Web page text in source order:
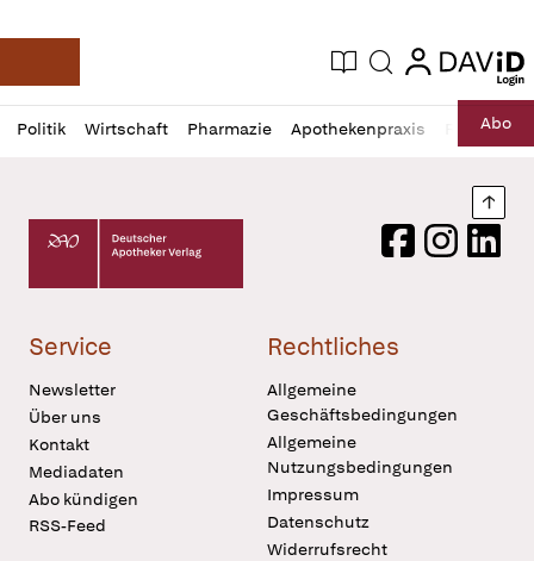
Deutsche Apotheker Zeitung
Aktuelle Ausgabe
Suche login
login
Politik Wirtschaft Pharmazie Apothekenpraxis RechtAbo
Profil
öffnen
Daz
Pur
Deutscher Apotheker Verlag Logo
FacebookInstagram
Service
Newsletter
Über uns
Kontakt
Mediadaten
Abo kündigen
RSS-Feed
Rechtliches
Allgemeine
Geschäftsbedingungen
Allgemeine
Nutzungsbedingungen
Impressum
Datenschutz
Widerrufsrecht